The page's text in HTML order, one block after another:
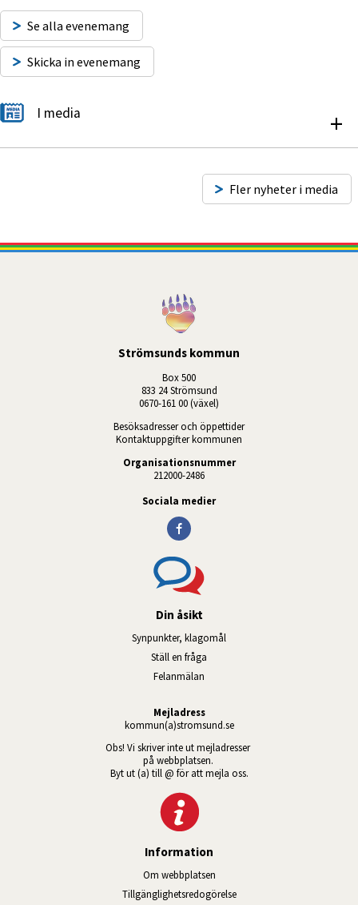
Se alla evenemang
Skicka in evenemang
I media +
Fler nyheter i media
Strömsunds kommun
Box 500
833 24 Strömsund
0670-161 00 (växel)
Besöksadresser och öppettider
Kontaktuppgifter kommunen
Organisationsnummer
212000-2486
Sociala medier
Din åsikt
Synpunkter, klagomål
Ställ en fråga
Felanmälan
Mejladress
kommun(a)stromsund.se
Obs! Vi skriver inte ut mejladresser
på webbplatsen.
Byt ut (a) till @ för att mejla oss.
Information
Om webbplatsen
Tillgänglig­hets­redo­görelse